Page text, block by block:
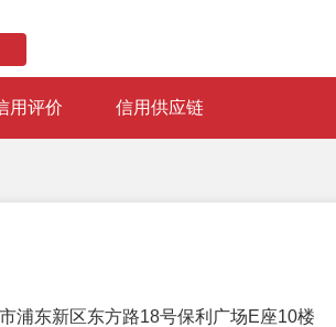
用评价 信用供应链
浦东新区东方路18号保利广场E座10楼